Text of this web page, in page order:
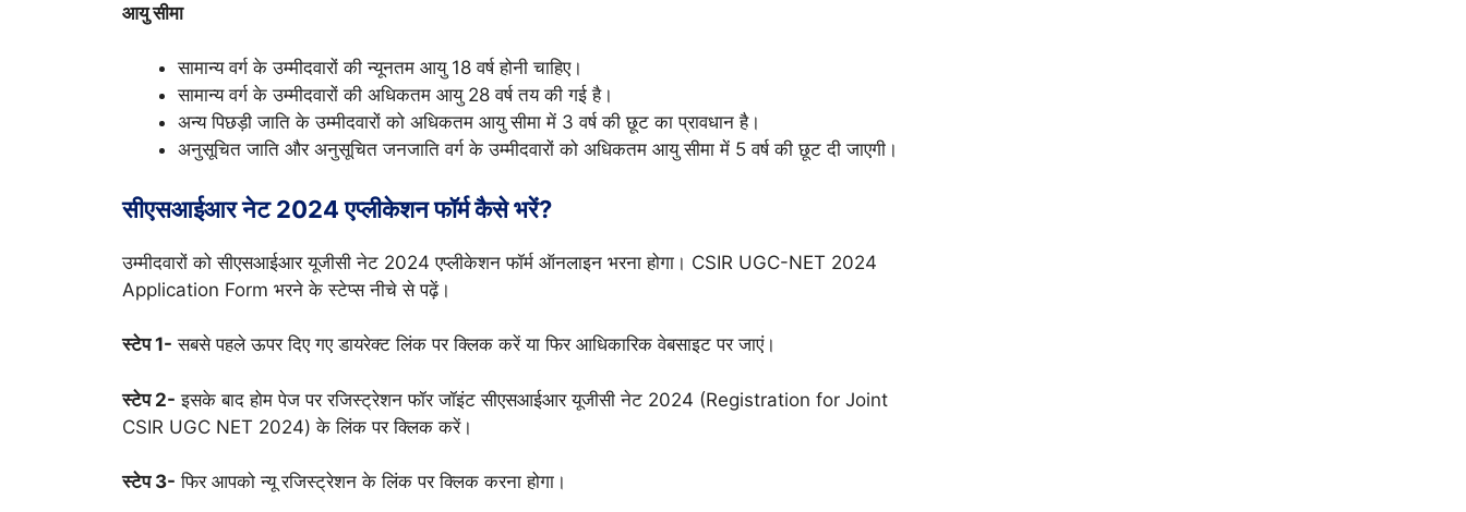
आयु सीमा
सामान्य वर्ग के उम्मीदवारों की न्यूनतम आयु 18 वर्ष होनी चाहिए।
सामान्य वर्ग के उम्मीदवारों की अधिकतम आयु 28 वर्ष तय की गई है।
अन्य पिछड़ी जाति के उम्मीदवारों को अधिकतम आयु सीमा में 3 वर्ष की छूट का प्रावधान है।
अनुसूचित जाति और अनुसूचित जनजाति वर्ग के उम्मीदवारों को अधिकतम आयु सीमा में 5 वर्ष की छूट दी जाएगी।
सीएसआईआर नेट 2024 एप्लीकेशन फॉर्म कैसे भरें?
उम्मीदवारों को सीएसआईआर यूजीसी नेट 2024 एप्लीकेशन फॉर्म ऑनलाइन भरना होगा। CSIR UGC-NET 2024
Application Form भरने के स्टेप्स नीचे से पढ़ें।
स्टेप 1- सबसे पहले ऊपर दिए गए डायरेक्ट लिंक पर क्लिक करें या फिर आधिकारिक वेबसाइट पर जाएं।
स्टेप 2- इसके बाद होम पेज पर रजिस्ट्रेशन फॉर जॉइंट सीएसआईआर यूजीसी नेट 2024 (Registration for Joint
CSIR UGC NET 2024) के लिंक पर क्लिक करें।
स्टेप 3- फिर आपको न्यू रजिस्ट्रेशन के लिंक पर क्लिक करना होगा।